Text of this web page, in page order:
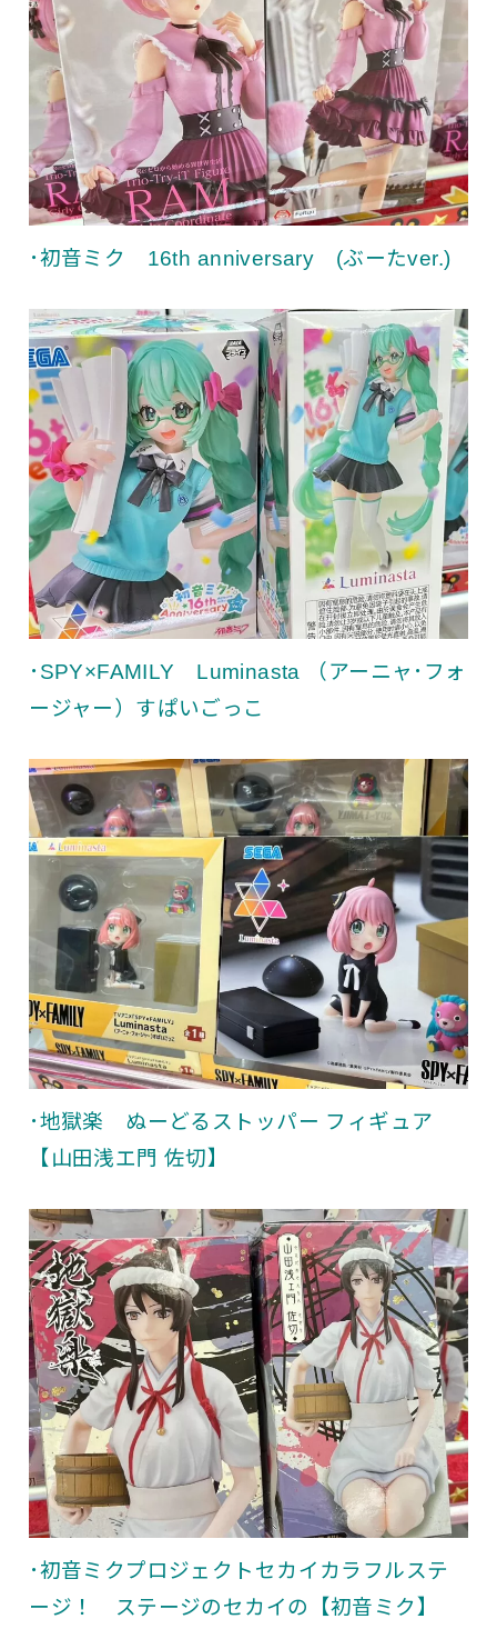
･初音ミク 16th anniversary (ぶーたver.)
･SPY×FAMILY Luminasta （アーニャ･フォ
ージャー）すぱいごっこ
･地獄楽 ぬーどるストッパー フィギュア
【山田浅エ門 佐切】
･初音ミクプロジェクトセカイカラフルステ
ージ！ ステージのセカイの【初音ミク】